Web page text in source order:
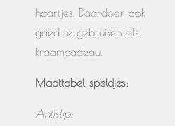
haartjes. Daardoor ook
goed te gebruiken als
kraamcadeau.
Maattabel speldjes:
Antislip: